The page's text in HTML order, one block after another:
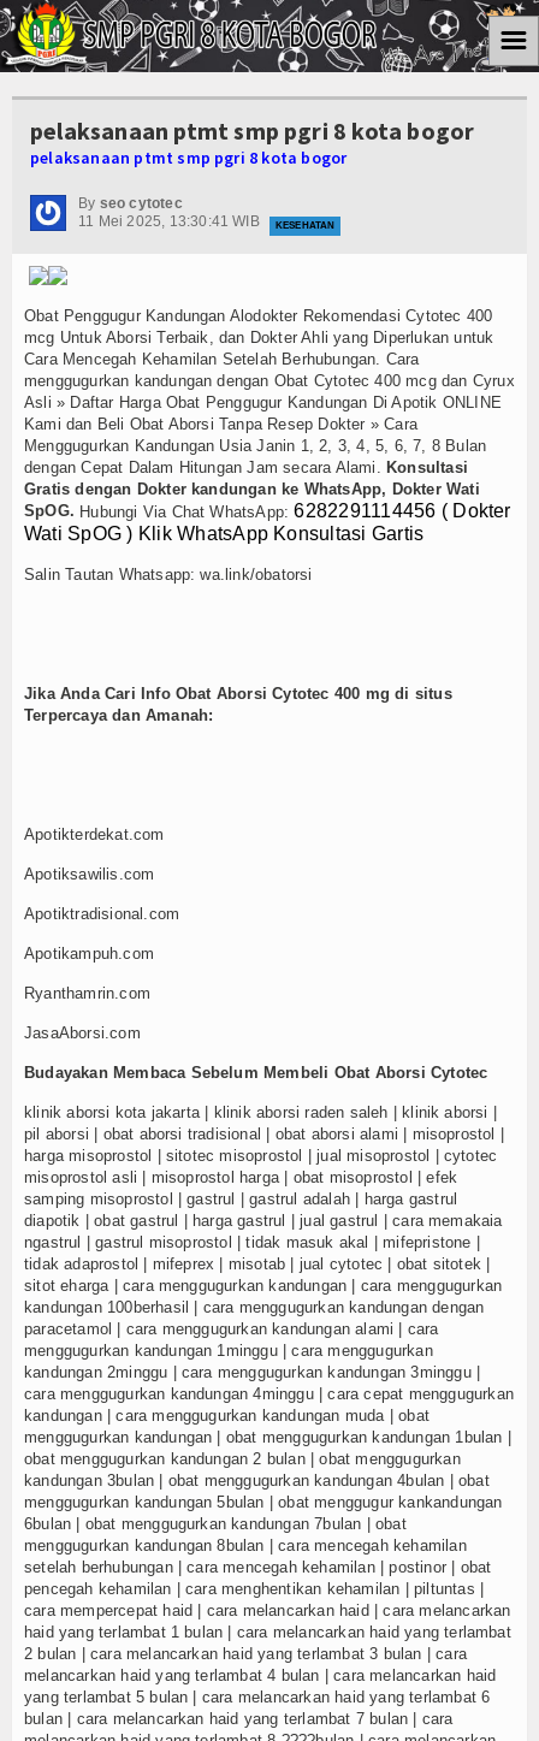
Home
Informasi
Kesiswaan
Koleksi Video
Album Foto
Download
Agenda
☰
pelaksanaan ptmt smp pgri 8 kota bogor
pelaksanaan ptmt smp pgri 8 kota bogor
By seo cytotec
11 Mei 2025, 13:30:41 WIB
KESEHATAN
Obat Penggugur Kandungan Alodokter Rekomendasi Cytotec 400
mcg Untuk Aborsi Terbaik, dan Dokter Ahli yang Diperlukan untuk
Cara Mencegah Kehamilan Setelah Berhubungan. Cara
menggugurkan kandungan dengan Obat Cytotec 400 mcg dan Cyrux
Asli » Daftar Harga Obat Penggugur Kandungan Di Apotik ONLINE
Kami dan Beli Obat Aborsi Tanpa Resep Dokter » Cara
Menggugurkan Kandungan Usia Janin 1, 2, 3, 4, 5, 6, 7, 8 Bulan
dengan Cepat Dalam Hitungan Jam secara Alami. Konsultasi
Gratis dengan Dokter kandungan ke WhatsApp, Dokter Wati
SpOG. Hubungi Via Chat WhatsApp:6282291114456 ( Dokter
Wati SpOG ) Klik WhatsApp Konsultasi Gartis
Salin Tautan Whatsapp: wa.link/obatorsi
Jika Anda Cari Info Obat Aborsi Cytotec 400 mg di situs
Terpercaya dan Amanah:
Apotikterdekat.com
Apotiksawilis.com
Apotiktradisional.com
Apotikampuh.com
Ryanthamrin.com
JasaAborsi.com
Budayakan Membaca Sebelum Membeli Obat Aborsi Cytotec
klinik aborsi kota jakarta | klinik aborsi raden saleh | klinik aborsi |
pil aborsi | obat aborsi tradisional | obat aborsi alami | misoprostol |
harga misoprostol | sitotec misoprostol | jual misoprostol | cytotec
misoprostol asli | misoprostol harga | obat misoprostol | efek
samping misoprostol | gastrul | gastrul adalah | harga gastrul
diapotik | obat gastrul | harga gastrul | jual gastrul | cara memakaia
ngastrul | gastrul misoprostol | tidak masuk akal | mifepristone |
tidak adaprostol | mifeprex | misotab | jual cytotec | obat sitotek |
sitot eharga | cara menggugurkan kandungan | cara menggugurkan
kandungan 100berhasil | cara menggugurkan kandungan dengan
paracetamol | cara menggugurkan kandungan alami | cara
menggugurkan kandungan 1minggu | cara menggugurkan
kandungan 2minggu | cara menggugurkan kandungan 3minggu |
cara menggugurkan kandungan 4minggu | cara cepat menggugurkan
kandungan | cara menggugurkan kandungan muda | obat
menggugurkan kandungan | obat menggugurkan kandungan 1bulan |
obat menggugurkan kandungan 2 bulan | obat menggugurkan
kandungan 3bulan | obat menggugurkan kandungan 4bulan | obat
menggugurkan kandungan 5bulan | obat menggugur kankandungan
6bulan | obat menggugurkan kandungan 7bulan | obat
menggugurkan kandungan 8bulan | cara mencegah kehamilan
setelah berhubungan | cara mencegah kehamilan | postinor | obat
pencegah kehamilan | cara menghentikan kehamilan | piltuntas |
cara mempercepat haid | cara melancarkan haid | cara melancarkan
haid yang terlambat 1 bulan | cara melancarkan haid yang terlambat
2 bulan | cara melancarkan haid yang terlambat 3 bulan | cara
melancarkan haid yang terlambat 4 bulan | cara melancarkan haid
yang terlambat 5 bulan | cara melancarkan haid yang terlambat 6
bulan | cara melancarkan haid yang terlambat 7 bulan | cara